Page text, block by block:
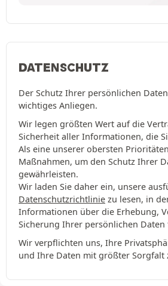
DATENSCHUTZ
Der Schutz Ihrer persönlichen
wichtiges Anliegen.
Wir legen größten Wert auf die
Sicherheit aller Informationen, die
Als eine unserer obersten
Maßnahmen, um den Schutz Ihrer
gewährleisten.
Wir laden Sie daher ein, unsere
Datenschutzrichtlinie zu lesen, in
Informationen über die Erhebung,
Sicherung Ihrer persönlichen Daten
Wir verpflichten uns, Ihre
und Ihre Daten mit größter Sorgfalt